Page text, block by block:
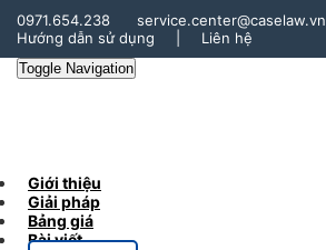
0971.654.238
service.center@caselaw.vn
Hướng dẫn sử dụng
Liên hệ
Toggle Navigation
Giới thiệu
Giải pháp
Bảng giá
Bài viết